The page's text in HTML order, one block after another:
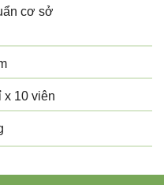
cơ sở
x 10 viên